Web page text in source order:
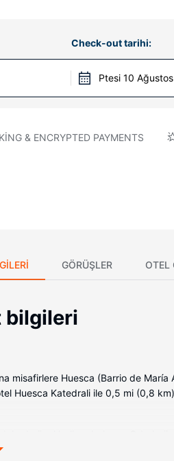
Check-out tarihi:
Ptesi 10 Ağustos
& ENCRYPTED PAYMENTS
GÖRÜŞLER OTEL
bilgileri
misafirlere Huesca (Barrio de
Huesca Katedrali ile 0,5 mi (0,8